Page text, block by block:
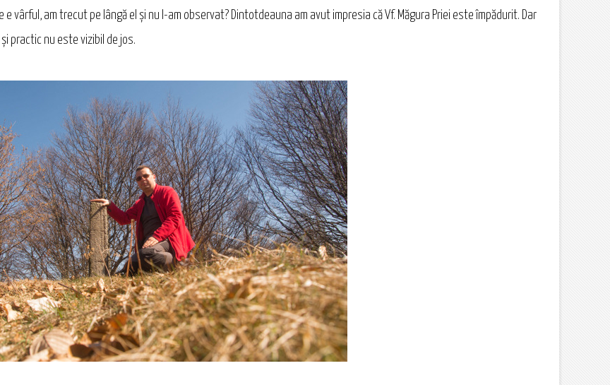
vârful, am trecut pe lângă el şi nu l-am observat? Dintotdeauna am avut impresia că Vf. Măgura Priei este împădurit. Dar
practic nu este vizibil de jos.